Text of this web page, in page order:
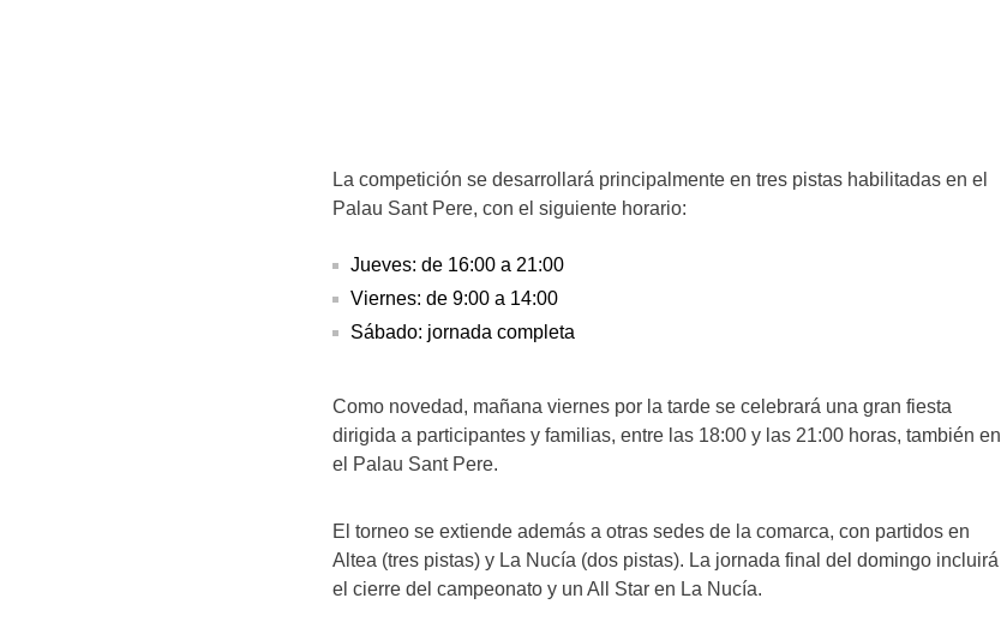
La competición se desarrollará principalmente en tres pistas habilitadas en el
Palau Sant Pere, con el siguiente horario:
Jueves: de 16:00 a 21:00
Viernes: de 9:00 a 14:00
Sábado: jornada completa
Como novedad, mañana viernes por la tarde se celebrará una gran fiesta
dirigida a participantes y familias, entre las 18:00 y las 21:00 horas, también en
el Palau Sant Pere.
El torneo se extiende además a otras sedes de la comarca, con partidos en
Altea (tres pistas) y La Nucía (dos pistas). La jornada final del domingo incluirá
el cierre del campeonato y un All Star en La Nucía.